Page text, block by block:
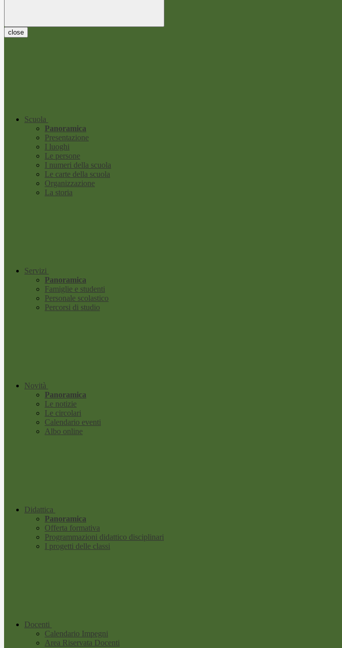
close
Scuola
Panoramica
Presentazione
I luoghi
Le persone
I numeri della scuola
Le carte della scuola
Organizzazione
La storia
Servizi
Panoramica
Famiglie e studenti
Personale scolastico
Percorsi di studio
Novità
Panoramica
Le notizie
Le circolari
Calendario eventi
Albo online
Didattica
Panoramica
Offerta formativa
Programmazioni didattico disciplinari
I progetti delle classi
Docenti
Calendario Impegni
Area Riservata Docenti